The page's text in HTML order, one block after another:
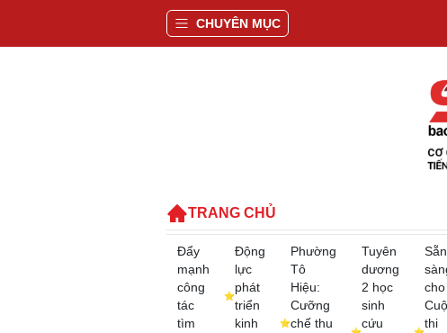
CHUYÊN MỤC
TRANG CHỦ
Đẩy
mạnh
công
tác
tìm
Động
lực
phát
triển
kinh
Phường
Tô
Hiệu:
Cưỡng
chế thu
Tuyên
dương
2 học
sinh
cứu
Sẵn
cho
thi